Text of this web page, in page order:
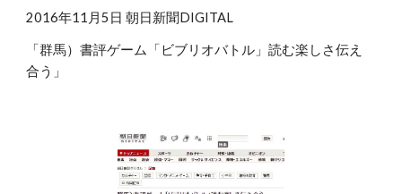
2016年11月5日 朝日新聞DIGITAL
「群馬）書評ゲーム「ビブリオバトル」読む楽しさ伝え
合う」